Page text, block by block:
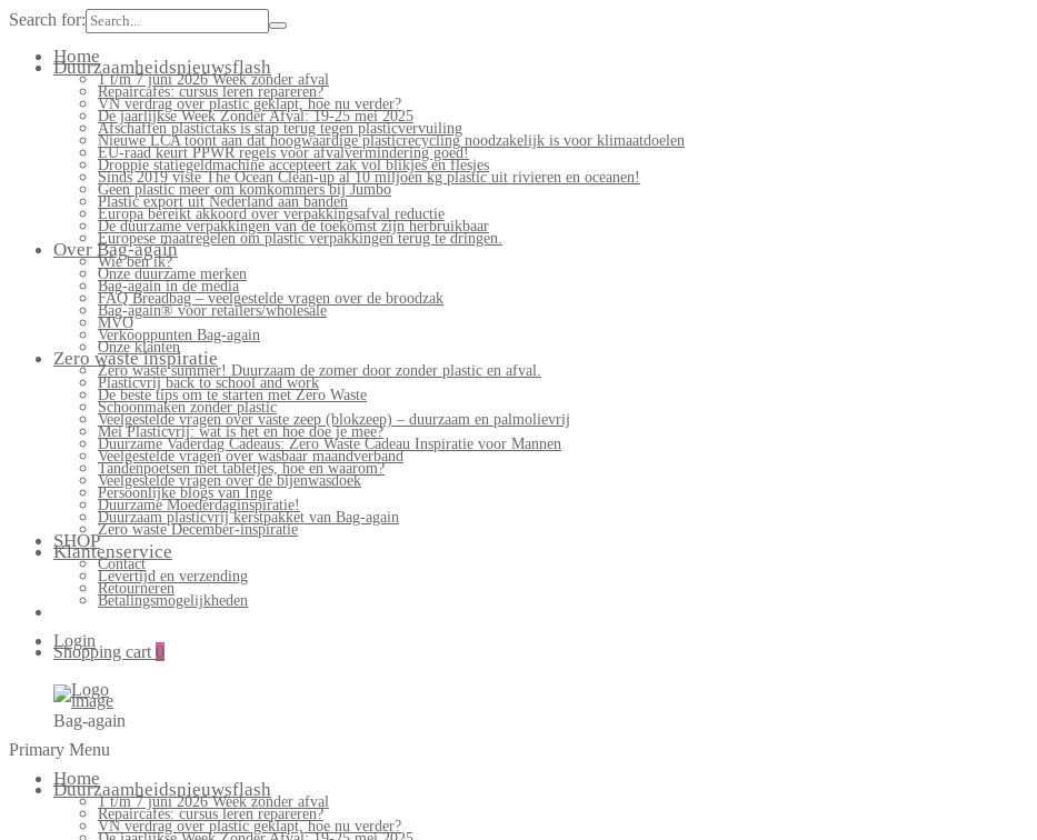
Search for:
Home
Duurzaamheidsnieuwsflash
1 t/m 7 juni 2026 Week zonder afval
Repaircafés: cursus leren repareren?
VN verdrag over plastic geklapt, hoe nu verder?
De jaarlijkse Week Zonder Afval: 19-25 mei 2025
Afschaffen plastictaks is stap terug tegen plasticvervuiling
Nieuwe LCA toont aan dat hoogwaardige plasticrecycling noodzakelijk is voor klimaatdoelen
EU-raad keurt PPWR regels voor afvalvermindering goed!
Droppie statiegeldmachine accepteert zak vol blikjes en flesjes
Sinds 2019 viste The Ocean Clean-up al 10 miljoen kg plastic uit rivieren en oceanen!
Geen plastic meer om komkommers bij Jumbo
Plastic export uit Nederland aan banden
Europa bereikt akkoord over verpakkingsafval reductie
De duurzame verpakkingen van de toekomst zijn herbruikbaar
Europese maatregelen om plastic verpakkingen terug te dringen.
Over Bag-again
Wie ben ik?
Onze duurzame merken
Bag-again in de media
FAQ Breadbag – veelgestelde vragen over de broodzak
Bag-again® voor retailers/wholesale
MVO
Verkooppunten Bag-again
Onze klanten
Zero waste inspiratie
Zero waste summer! Duurzaam de zomer door zonder plastic en afval.
Plasticvrij back to school and work
De beste tips om te starten met Zero Waste
Schoonmaken zonder plastic
Veelgestelde vragen over vaste zeep (blokzeep) – duurzaam en palmolievrij
Mei Plasticvrij: wat is het en hoe doe je mee?
Duurzame Vaderdag Cadeaus: Zero Waste Cadeau Inspiratie voor Mannen
Veelgestelde vragen over wasbaar maandverband
Tandenpoetsen met tabletjes, hoe en waarom?
Veelgestelde vragen over de bijenwasdoek
Persoonlijke blogs van Inge
Duurzame Moederdaginspiratie!
Duurzaam plasticvrij kerstpakket van Bag-again
Zero waste December-inspiratie
SHOP
Klantenservice
Contact
Levertijd en verzending
Retourneren
Betalingsmogelijkheden
Login
Shopping cart 0
Bag-again
Primary Menu
Home
Duurzaamheidsnieuwsflash
1 t/m 7 juni 2026 Week zonder afval
Repaircafés: cursus leren repareren?
VN verdrag over plastic geklapt, hoe nu verder?